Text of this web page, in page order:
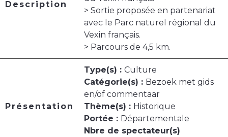
Description
> Sortie proposée en partenariat
avec le Parc naturel régional du
Vexin français.
> Parcours de 4,5 km.
Présentation
Type(s) : Culture
Catégorie(s) : Bezoek met gids
en/of commentaar
Thème(s) : Historique
Portée : Départementale
Nbre de spectateur(s)